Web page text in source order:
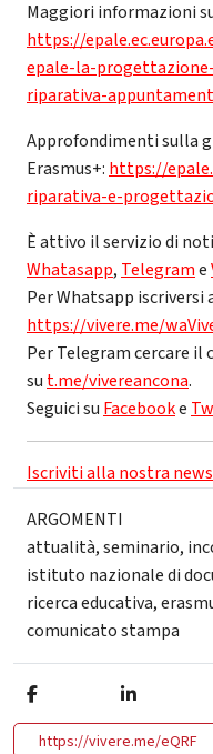
Maggiori informazioni
https://
epale-la-
riparativa-
Approfondimenti sulla
Erasmus+: https://
riparativa-e-
È attivo il servizio di
Whatasapp, Telegrame
Per Whatsapp iscriversi
https://vivere.me/
Per Telegram cercare il
su t.me/vivereancona.
Seguici su Facebooke
Iscriviti alla nostra
ARGOMENTI
attualità,seminario,
istituto nazionale di
ricerca educativa,
comunicato stampa
https://vivere.me/eQRF